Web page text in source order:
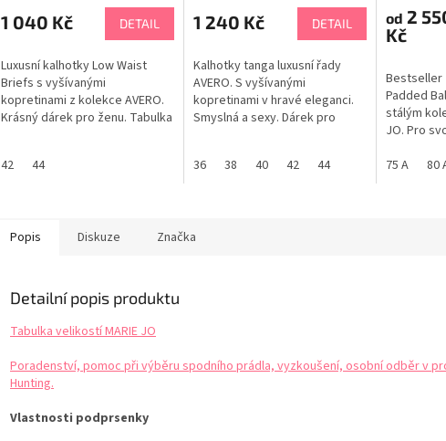
1 040 Kč DETAIL
Luxusní kalhotky Low Waist
Briefs s vyšívanými
kopretinami z kolekce AVERO.
Krásný dárek pro ženu. Tabulka
42
44
1 240 Kč DETAIL
Kalhotky tanga luxusní řady
AVERO. S vyšívanými
kopretinami v hravé eleganci.
Smyslná a sexy. Dárek pro
36 38 40 42 44
od 2
Kč
Bestseller
Padded
stálým
JO. Pro
75 A 80
Popis Diskuze Značka
Detailní popis produktu
Tabulka velikostí MARIE JO
Poradenství, pomoc při výběru spodního prádla, vyzkoušení, osobní odběr v
Hunting.
Vlastnosti podprsenky